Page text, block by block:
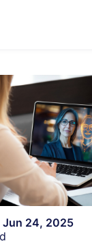
Jun 24, 2025